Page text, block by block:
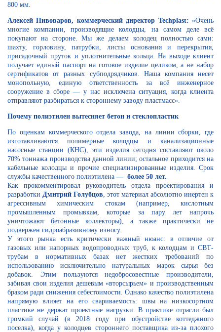
800 мм.
Алексей Пивоваров, коммерческий директор Techplast: «Очень
многие компании, производящие колодцы, на самом деле всё
покупают на стороне. Мы же делаем колодец полностью сами:
шахту, горловину, патрубки, листы основания и перекрытия,
присадочный пруток и уплотнительные кольца. На выходе клиент
получает единый паспорт на готовое изделие целиком, а не набор
сертификатов от разных субподрядчиков. Наша компания несет
монопольную, единую ответственность за всё инженерное
сооружение в сборе — у нас исключена ситуация, когда клиента
отправляют разбираться к стороннему заводу пластмасс».
Почему полиэтилен вытесняет бетон и стеклопластик
По оценкам коммерческого отдела завода, на линии сборки, где
изготавливаются полимерные колодцы и канализационные
насосные станции (КНС), эти изделия сегодня составляют около
70% тоннажа производства данной линии; остальное приходится на
кабельные колодцы и прочие специализированные изделия. Срок
службы качественного полиэтилена — более 50 лет.
Как прокомментировал руководитель отдела проектирования и
разработки Дмитрий Голубцов , этот материал абсолютно инертен к
агрессивным химическим стокам (например, кислотным
промышленным промывкам, которые за пару лет напрочь
уничтожают бетонные коллекторы), а также практически не
подвержен гидроабразивному износу.
У этого рынка есть критически важный нюанс: в отличие от
газовых или напорных водопроводных труб, к колодцам и СВТ-
трубам в нормативных базах нет жестких требований по
использованию исключительно натуральных марок сырья без
добавок. Этим пользуются недобросовестные производители,
забивая свои изделия дешевым «вторсырьем» и производственным
браком ради снижения себестоимости. Однако качество полиэтилена
напрямую влияет на его свариваемость: швы на низкосортном
пластике не держат проектные нагрузки. В практике отрасли был
громкий случай (в 2018 году при обустройстве коттеджного
поселка), когда у колодцев стороннего поставщика из-за плохого